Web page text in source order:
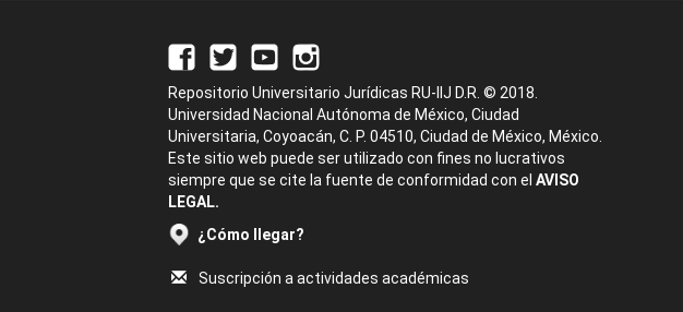
Repositorio Universitario Jurídicas RU-IIJ D.R. © 2018.
Universidad Nacional Autónoma de México, Ciudad
Universitaria, Coyoacán, C. P. 04510, Ciudad de México, México.
Este sitio web puede ser utilizado con fines no lucrativos
siempre que se cite la fuente de conformidad con el AVISO
LEGAL.
¿Cómo llegar?
Suscripción a actividades académicas